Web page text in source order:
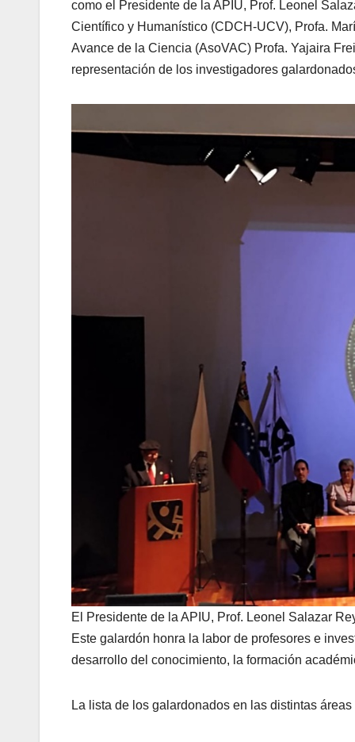
como el Presidente de la APIU, Prof. Leonel
Científico y Humanístico (CDCH-UCV), Profa.
Avance de la Ciencia (AsoVAC) Profa. Yajaira
representación de los investigadores
El Presidente de la APIU, Prof. Leonel Salazar
Este galardón honra la labor de profesores e
desarrollo del conocimiento, la formación
La lista de los galardonados en las distintas